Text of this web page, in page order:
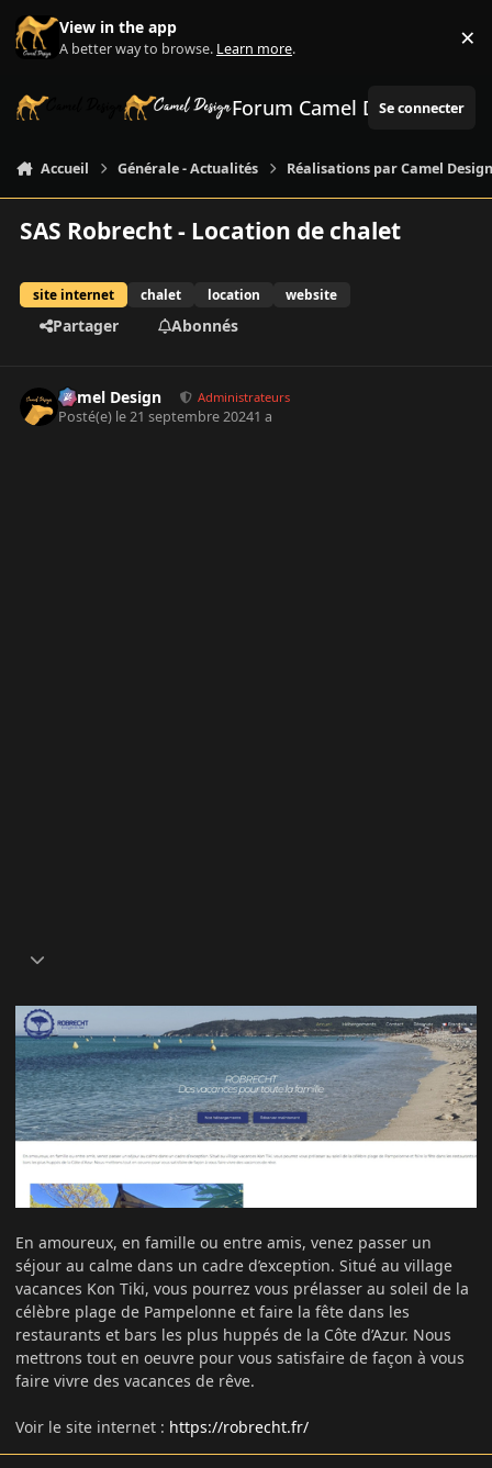
Aller au contenu
View in the app
A better way to browse. Learn more. ×
Forum Camel Design
Se connecter
Accueil Générale - Actualités Réalisations par Camel
SAS Robrecht - Location de chalet
site internet chalet location website
Partager Abonnés
Camel Design Administrateurs
Posté(e) le 21 septembre 20241 a
En amoureux, en famille ou entre amis, venez passer un
séjour au calme dans un cadre d’exception. Situé au village
vacances Kon Tiki, vous pourrez vous prélasser au soleil de la
célèbre plage de Pampelonne et faire la fête dans les
restaurants et bars les plus huppés de la Côte d’Azur. Nous
mettrons tout en oeuvre pour vous satisfaire de façon à vous
faire vivre des vacances de rêve.
Voir le site internet : https://robrecht.fr/